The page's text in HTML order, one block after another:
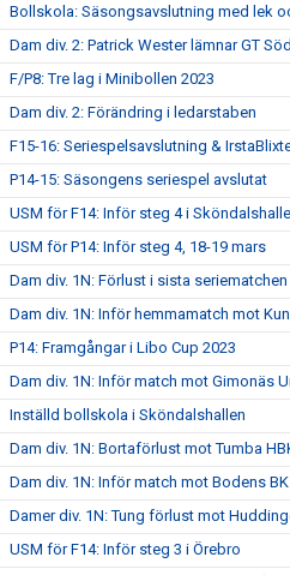
Bollskola: Säsongsavslutning med lek
Dam div. 2: Patrick Wester lämnar GT
F/P8: Tre lag i Minibollen 2023
Dam div. 2: Förändring i ledarstaben
F15-16: Seriespelsavslutning &
P14-15: Säsongens seriespel avslutat
USM för F14: Inför steg 4 i
USM för P14: Inför steg 4, 18-19 mars
Dam div. 1N: Förlust i sista seriematchen
Dam div. 1N: Inför hemmamatch mot
P14: Framgångar i Libo Cup 2023
Dam div. 1N: Inför match mot Gimonäs
Inställd bollskola i Sköndalshallen
Dam div. 1N: Bortaförlust mot Tumba
Dam div. 1N: Inför match mot Bodens
Damer div. 1N: Tung förlust mot
USM för F14: Inför steg 3 i Örebro